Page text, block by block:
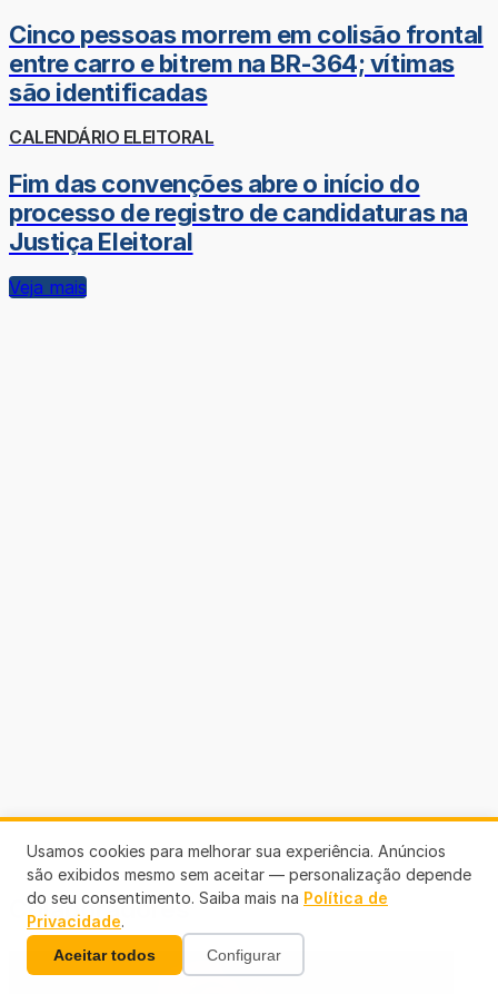
Cinco pessoas morrem em colisão frontal
entre carro e bitrem na BR-364; vítimas
são identificadas
CALENDÁRIO ELEITORAL
Fim das convenções abre o início do
processo de registro de candidaturas na
Justiça Eleitoral
Veja mais
Colaboradores
Usamos cookies para melhorar sua experiência. Anúncios
são exibidos mesmo sem aceitar — personalização depende
do seu consentimento. Saiba mais na Política de
Privacidade.
Aceitar todos Configurar